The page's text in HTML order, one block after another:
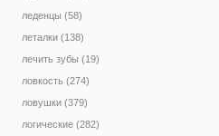
леденцы (58)
леталки (138)
лечить зубы (19)
ловкость (274)
ловушки (379)
логические (282)